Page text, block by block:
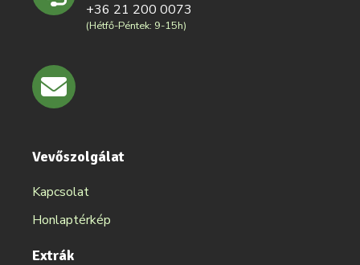
+36 21 200 0073
(Hétfő-Péntek: 9-15h)
Vevőszolgálat
Kapcsolat
Honlaptérkép
Extrák